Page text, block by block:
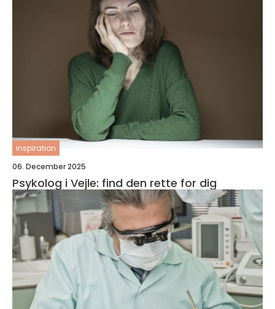
inspiration
06. December 2025
Psykolog i Vejle: find den rette for dig